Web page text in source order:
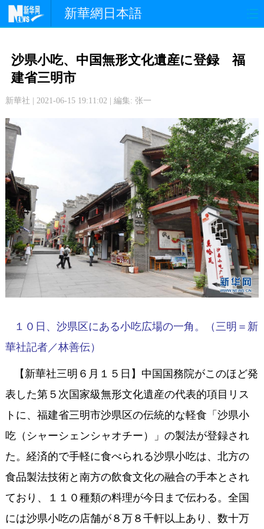
新華網日本語
文 化
中日交流 国 際
沙県小吃、中国無形文化遺産に登録 福
建省三明市
新華社 | 2021-06-15 19:11:02 | 編集: 张一
１０日、沙県区にある小吃広場の一角。（三明＝新
華社記者／林善伝）
【新華社三明６月１５日】中国国務院がこのほど発
表した第５次国家級無形文化遺産の代表的項目リス
トに、福建省三明市沙県区の伝統的な軽食「沙県小
吃（シャーシェンシャオチー）」の製法が登録され
た。経済的で手軽に食べられる沙県小吃は、北方の
食品製法技術と南方の飲食文化の融合の手本とされ
ており、１１０種類の料理が今日まで伝わる。全国
には沙県小吃の店舗が８万８千軒以上あり、数十万